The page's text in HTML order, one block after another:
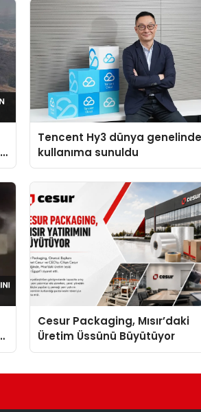
Tencent Hy3 dünya
kullanıma sunuldu
Cesur Packaging, Mısır’daki
Üretim Üssünü Büyütüyor